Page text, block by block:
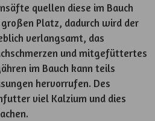
quellen diese im Bauch
Platz, dadurch wird der
verlangsamt, das
und mitgefüttertes
im Bauch kann teils
hervorrufen. Des
viel Kalzium und dies